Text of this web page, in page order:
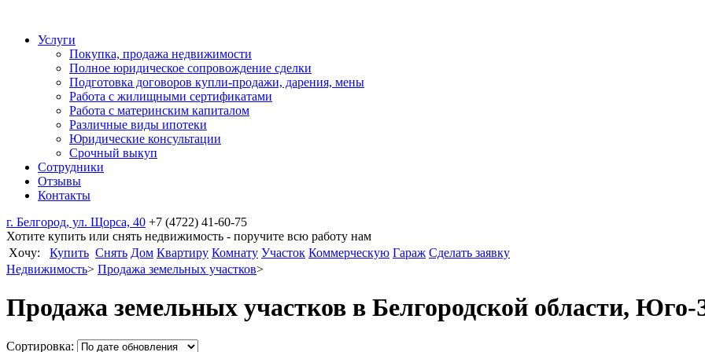
Услуги
Покупка, продажа недвижимости
Полное юридическое сопровождение сделки
Подготовка договоров купли-продажи, дарения, мены
Работа с жилищными сертификатами
Работа с материнским капиталом
Различные виды ипотеки
Юридические консультации
Срочный выкуп
Сотрудники
Отзывы
Контакты
г. Белгород, ул. Щорса, 40 +7 (4722) 41-60-75
Хотите купить или снять недвижимость - поручите всю работу нам
Xочу:
Купить Снять Дом Квартиру Комнату Участок Коммерческую Гараж Сделать заявку
Недвижимость> Продажа земельных участков>
Продажа земельных участков в Белгородской области,
Сортировка: